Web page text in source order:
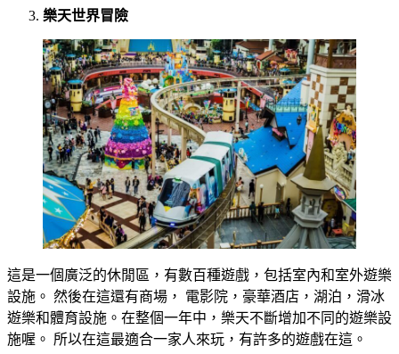
樂天世界冒險
這是一個廣泛的休閒區，有數百種遊戲，包括室內和室外遊樂
設施。 然後在這還有商場， 電影院，豪華酒店，湖泊，滑冰
遊樂和體育設施。在整個一年中，樂天不斷增加不同的遊樂設
施喔。 所以在這最適合一家人來玩，有許多的遊戲在這。